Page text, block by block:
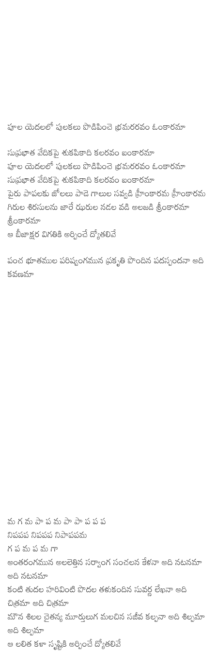
పూల యెదలలో పులకలు పొడిపించె భ్రమరరవం ఓంకారమా
సుప్రభాత వేదికపై శుకపికాది కలరవం ఐంకారమా
పూల యెదలలో పులకలు పొడిపించె భ్రమరరవం ఓంకారమా
సుప్రభాత వేదికపై శుకపికాది కలరవం ఐంకారమా
పైరు పాపలకు జోలలు పాడె గాలుల సవ్వడి హ్రీంకారమ హ్రీంకారమ
గిరుల శిరసులను జారే ఝరుల నడల వడి అలజడి శ్రీంకారమా
శ్రీంకారమా
ఆ బీజాక్షర విగతికి అర్పించే ద్యోతలివే
పంచ భూతముల పరిష్వంగమున ప్రకృతి పొందిన పదస్పందనా అది
కవణమా
మ గ మ పా ప మ పా పా ప ప ప
నిపపప నిపపప నిపాపపమ
గ ప మ ప మ గా
అంతరంగమున అలలెత్తిన సర్వాంగ సంచలన కేళనా అది నటనమా
అది నటనమా
కంటి తుదల హరివింటి పొదల తళుకందిన సువర్ణ లేఖనా అది
చిత్రమా అది చిత్రమా
మౌన శిలల చైతన్య మూర్తులుగ మలచిన సజీవ కల్పనా అది శిల్పమా
అది శిల్పమా
ఆ లలిత కళా సృష్టికి అర్పించే ద్యోతలివే